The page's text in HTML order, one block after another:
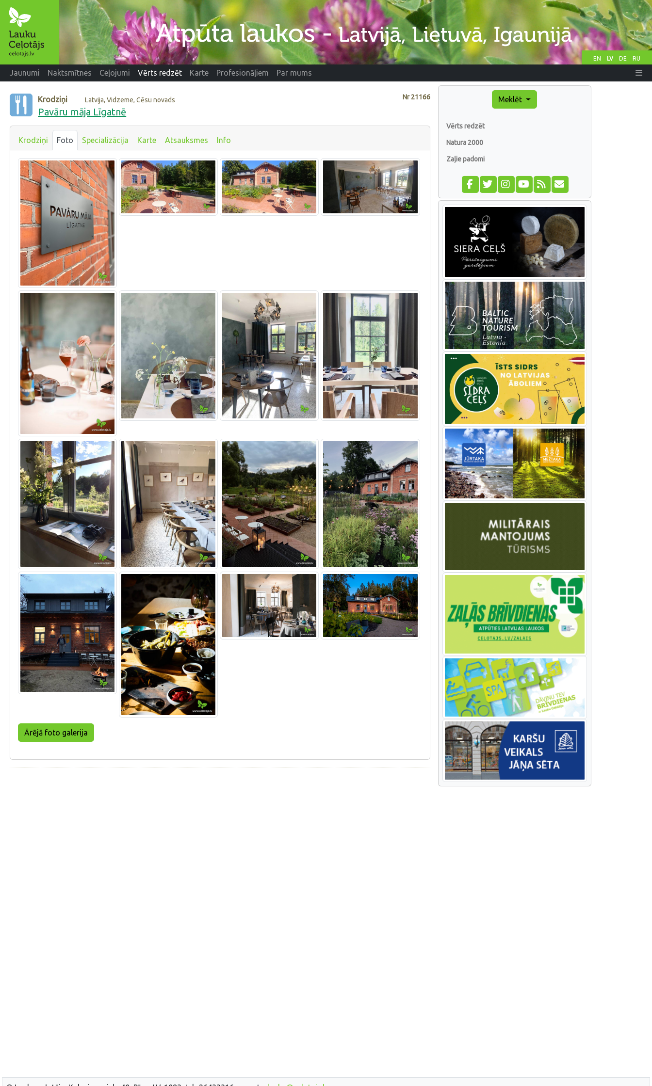
EN LV DE RU
Jaunumi Naktsmītnes Ceļojumi Vērts redzēt Karte Profesionāļiem Par mums
Nr21166
Krodziņi Latvija, Vidzeme, Cēsu novads
Pavāru māja Līgatnē
Krodziņi Foto Specializācija Karte Atsauksmes Info
Ārējā foto galerija
Meklēt
Vērts redzēt
Natura 2000
Zaļie padomi